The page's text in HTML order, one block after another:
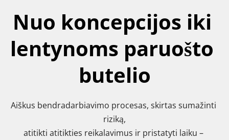
Nuo koncepcijos iki
lentynoms paruošto
butelio
Aiškus bendradarbiavimo procesas, skirtas sumažinti
riziką,
atitikti atitikties reikalavimus ir pristatyti laiku –